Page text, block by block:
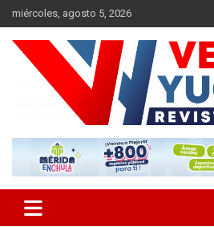
Saltar
al
contenido
miércoles, agosto 5, 2026
Vector Yucatán